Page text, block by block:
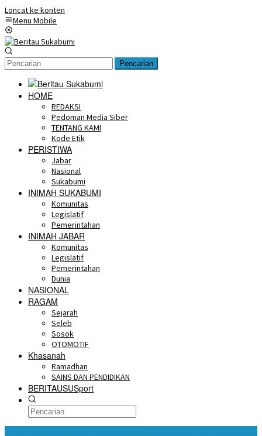
Loncat ke konten
Menu Mobile
Pencarian
HOME
REDAKSI
Pedoman Media Siber
TENTANG KAMI
Kode Etik
PERISTIWA
Jabar
Nasional
Sukabumi
INIMAH SUKABUMI
Komunitas
Legislatif
Pemerintahan
INIMAH JABAR
Komunitas
Legislatif
Pemerintahan
Dunia
NASIONAL
RAGAM
Sejarah
Seleb
Sosok
OTOMOTIF
Khasanah
Ramadhan
SAINS DAN PENDIDIKAN
BERITAUSUSport